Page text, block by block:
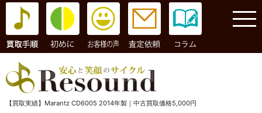
コラム
【買取実績】Marantz CD6005 2014年製｜中古買取価格5,000円